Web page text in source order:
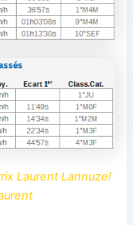
Laurent Lannuzel